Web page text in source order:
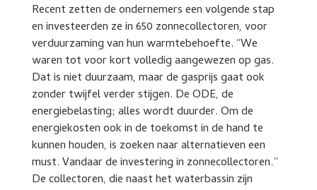
Recent zetten de ondernemers een volgende stap
en investeerden ze in 650 zonnecollectoren, voor
verduurzaming van hun warmtebehoefte. “We
waren tot voor kort volledig aangewezen op gas.
Dat is niet duurzaam, maar de gasprijs gaat ook
zonder twijfel verder stijgen. De ODE, de
energiebelasting; alles wordt duurder. Om de
energiekosten ook in de toekomst in de hand te
kunnen houden, is zoeken naar alternatieven een
must. Vandaar de investering in zonnecollectoren.”
De collectoren, die naast het waterbassin zijn